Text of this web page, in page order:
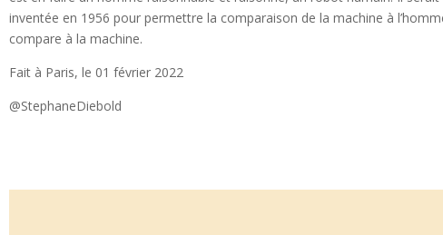
inventée en 1956 pour permettre la comparaison de la machine à
compare à la machine.
Fait à Paris, le 01 février 2022
@StephaneDiebold